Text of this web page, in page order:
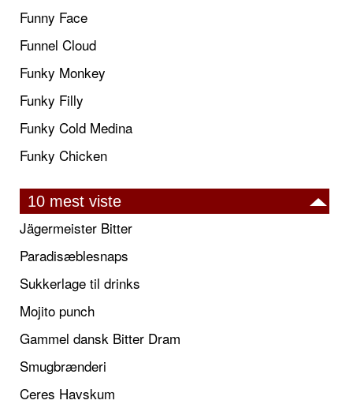
Funny Face
Funnel Cloud
Funky Monkey
Funky Filly
Funky Cold Medina
Funky Chicken
10 mest viste
Jägermeister Bitter
Paradisæblesnaps
Sukkerlage til drinks
Mojito punch
Gammel dansk Bitter Dram
Smugbrænderi
Ceres Havskum